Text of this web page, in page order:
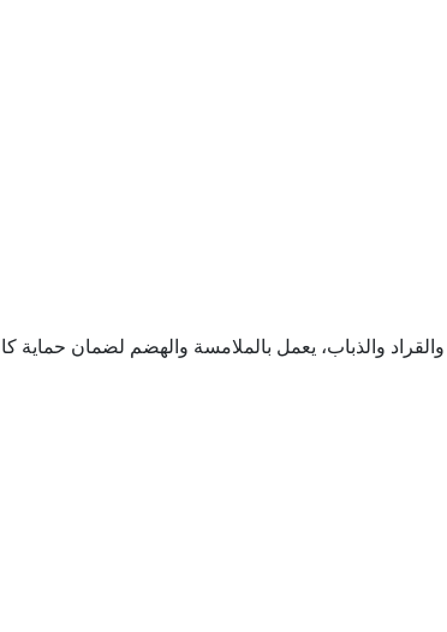
والذباب، يعمل بالملامسة والهضم لضمان حماية